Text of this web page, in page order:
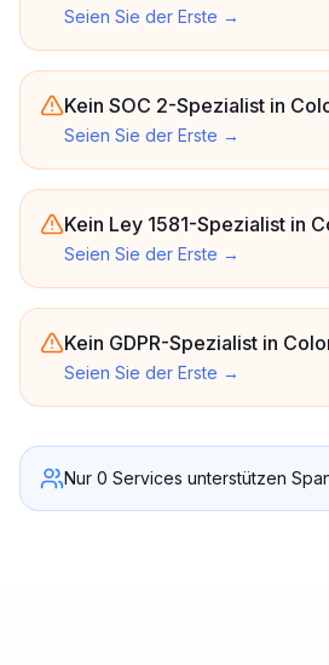
Seien Sie der Erste →
Kein SOC 2-Spezialist in
Seien Sie der Erste →
Kein Ley 1581-Spezialist in
Seien Sie der Erste →
Kein GDPR-Spezialist in
Seien Sie der Erste →
Nur 0 Services unterstützen